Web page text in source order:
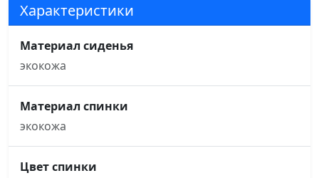
Характеристики
Материал сиденья
экокожа
Материал спинки
экокожа
Цвет спинки